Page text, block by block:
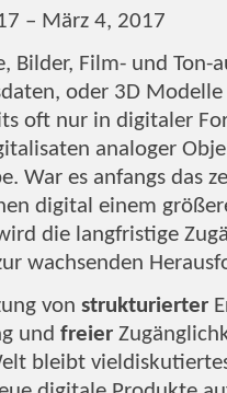
– März 4, 2017
Bilder, Film- und Ton-
oder 3D
oft nur in digitaler
analoger
War es anfangs das
digital einem
die langfristige
wachsenden
von strukturierter
und freier
bleibt